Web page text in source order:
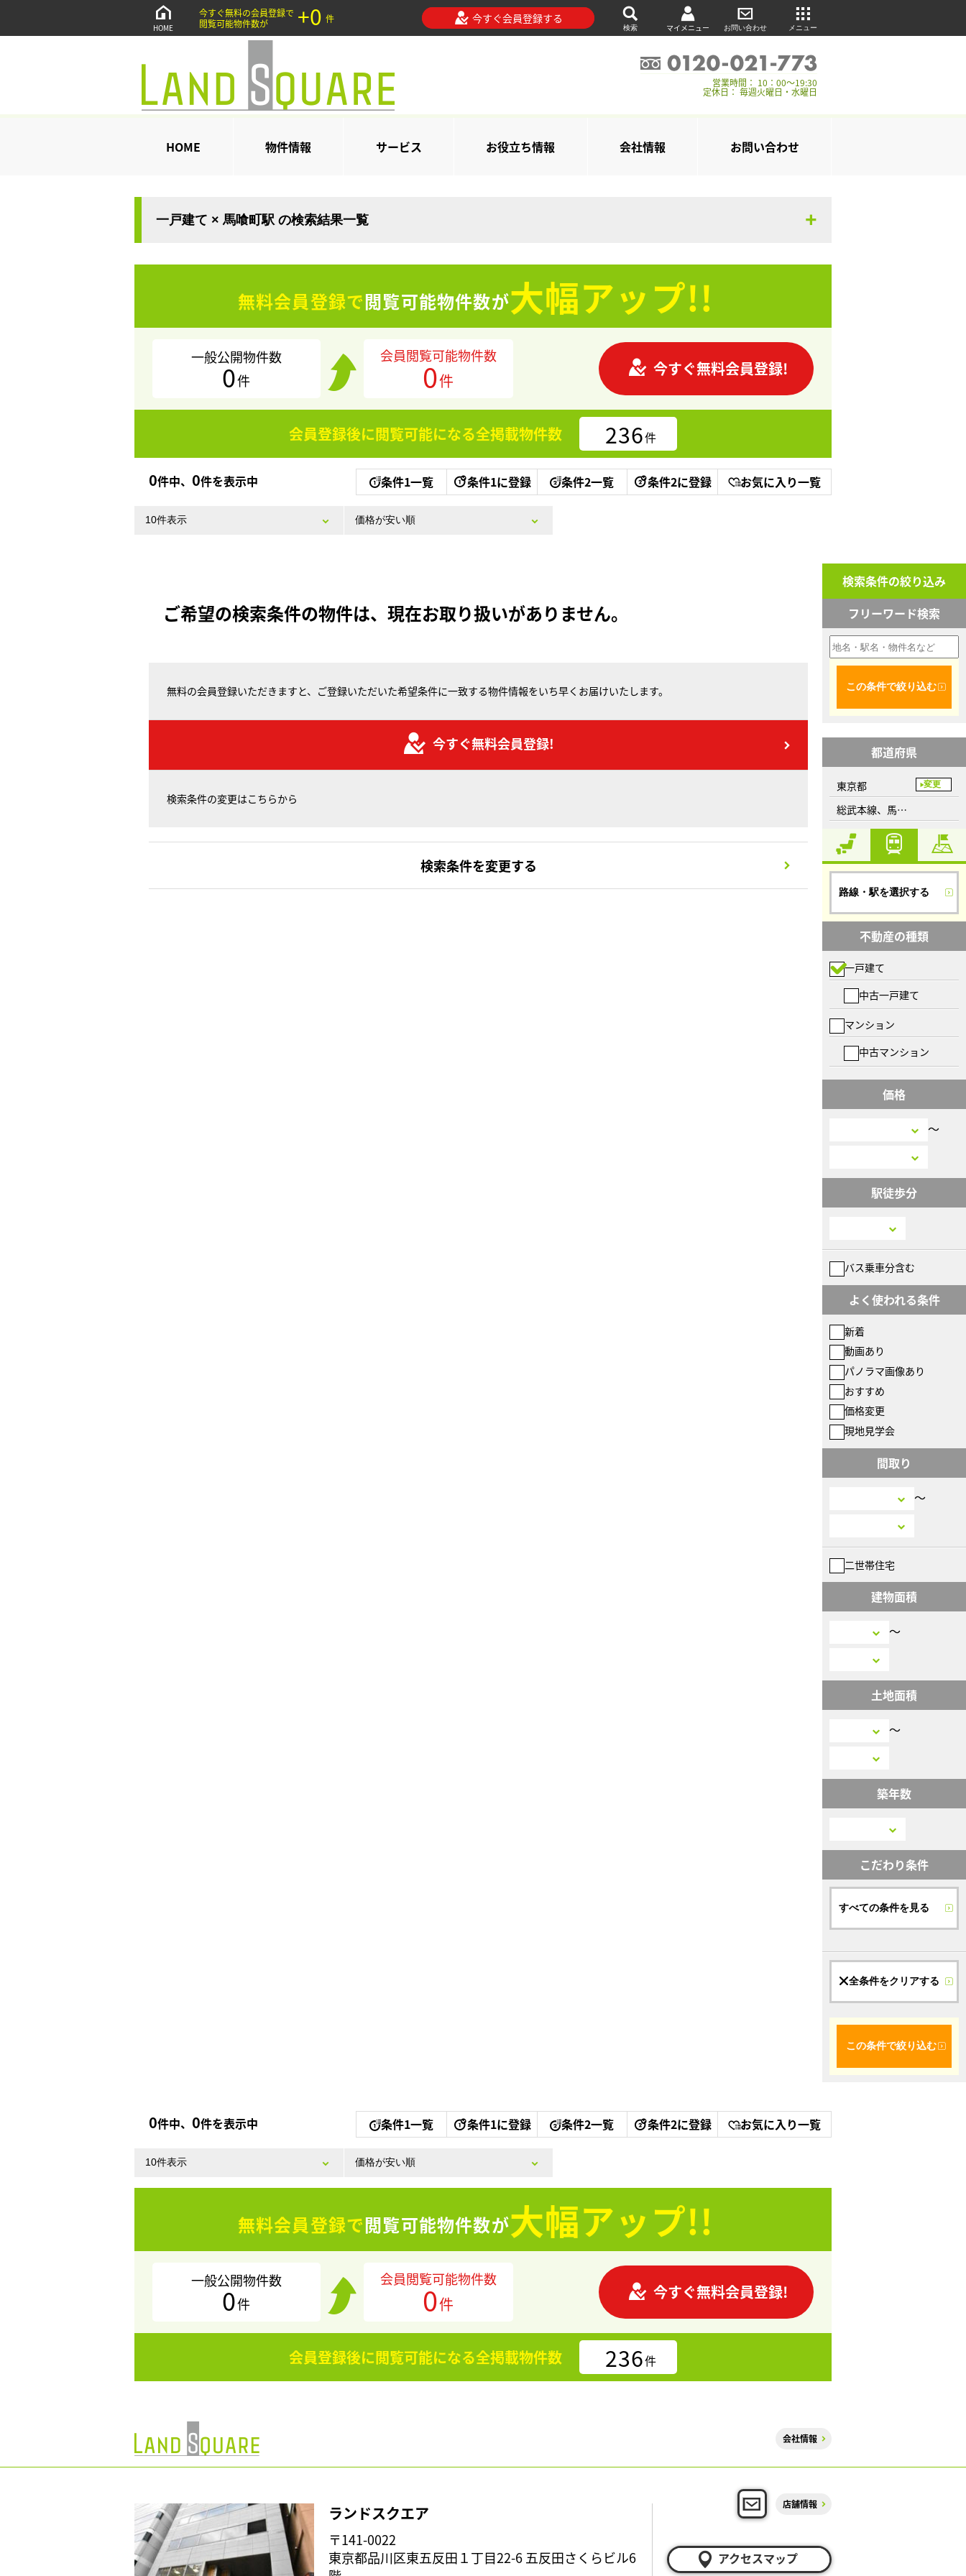
HOME
今すぐ無料の会員登録で
閲覧可能物件数が
+0 件 今すぐ会員登録する
検索 マイメニュー お問い合わせ メニュー
営業時間： 10：00～19:30
定休日： 毎週火曜日・水曜日
HOME 物件情報 サービス お役立ち情報 会社情報 お問い合わせ
一戸建て × 馬喰町駅 の検索結果一覧
無料会員登録で閲覧可能物件数が大幅アップ!!
一般公開物件数
0件
会員閲覧可能物件数
0件
今すぐ無料会員登録!
会員登録後に閲覧可能になる全掲載物件数 236件
0件中、 0件を表示中 条件1一覧 条件1に登録 条件2一覧 条件2に登録 お気に入り一覧
ご希望の検索条件の物件は、現在お取り扱いがありません。
無料の会員登録いただきますと、ご登録いただいた希望条件に一致する物件情報をいち早くお届けいたします。
今すぐ無料会員登録!
検索条件の変更はこちらから
検索条件を変更する
検索条件の絞り込み
フリーワード検索
この条件で絞り込む
都道府県
東京都 変更
総武本線、馬喰町駅
路線・駅を選択する
不動産の種類
一戸建て
中古一戸建て
マンション
中古マンション
価格
〜
駅徒歩分
バス乗車分含む
よく使われる条件
新着
動画あり
パノラマ画像あり
おすすめ
価格変更
現地見学会
間取り
〜
二世帯住宅
建物面積
〜
土地面積
〜
築年数
こだわり条件
すべての条件を見る
全条件をクリアする
この条件で絞り込む
0件中、 0件を表示中 条件1一覧 条件1に登録 条件2一覧 条件2に登録 お気に入り一覧
無料会員登録で閲覧可能物件数が大幅アップ!!
一般公開物件数
0件
会員閲覧可能物件数
0件
今すぐ無料会員登録!
会員登録後に閲覧可能になる全掲載物件数 236件
会社情報
ランドスクエア
〒141-0022
東京都品川区東五反田１丁目22-6 五反田さくらビル6
店舗情報
アクセスマップ